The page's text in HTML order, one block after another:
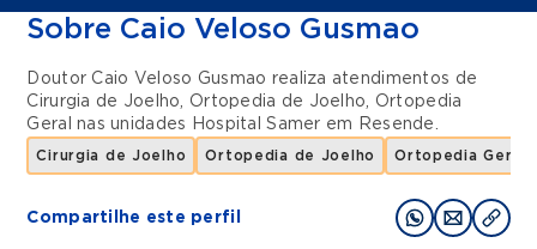
Sobre Caio Veloso Gusmao
Doutor Caio Veloso Gusmao realiza atendimentos de
Cirurgia de Joelho, Ortopedia de Joelho, Ortopedia
Geral
nas unidades Hospital Samer em Resende.
Cirurgia de Joelho Ortopedia de Joelho Ortopedia Geral
Compartilhe este perfil